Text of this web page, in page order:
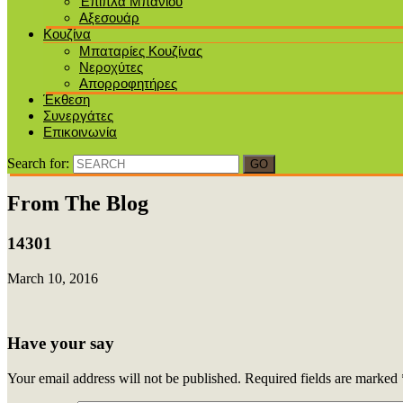
Αξεσουάρ
Κουζίνα
Μπαταρίες Κουζίνας
Νεροχύτες
Απορροφητήρες
Έκθεση
Συνεργάτες
Επικοινωνία
Search for:
From The Blog
14301
March 10, 2016
Have your say
Your email address will not be published. Required fields are marked